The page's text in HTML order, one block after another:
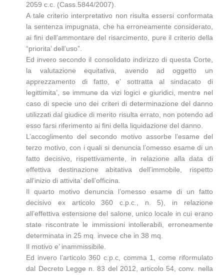
2059 c.c. (Cass.5844/2007).
A tale criterio interpretativo non risulta essersi conformata
la sentenza impugnata, che ha erroneamente considerato,
ai fini dell’ammontare del risarcimento, pure il criterio della
“priorita’ dell’uso”.
Ed invero secondo il consolidato indirizzo di questa Corte,
la valutazione equitativa, avendo ad oggetto un
apprezzamento di fatto, e’ sottratta al sindacato di
legittimita’, se immune da vizi logici e giuridici, mentre nel
caso di specie uno dei criteri di determinazione del danno
utilizzati dal giudice di merito risulta errato, non potendo ad
esso farsi riferimento ai fini della liquidazione del danno.
L’accoglimento del secondo motivo assorbe l’esame del
terzo motivo, con i quali si denuncia l’omesso esame di un
fatto decisivo, rispettivamente, in relazione alla data di
effettiva destinazione abitativa dell’immobile, rispetto
all’inizio di attivita’ dell’officina.
Il quarto motivo denuncia l’omesso esame di un fatto
decisivo ex articolo 360 c.p.c., n. 5), in relazione
all’effettiva estensione del salone, unico locale in cui erano
state riscontrate le immissioni intollerabili, erroneamente
determinata in 25 mq. invece che in 38 mq.
Il motivo e’ inammissibile.
Ed invero l’articolo 360 c.p.c, comma 1, come riformulato
dal Decreto Legge n. 83 del 2012, articolo 54, conv. nella